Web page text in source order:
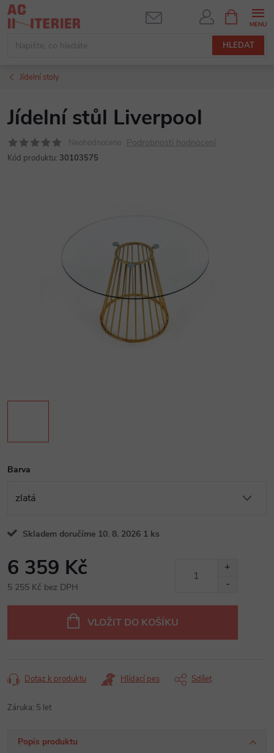
Přejít
na
HLEDAT
NÁKUPNÍ
KOŠÍK
Jídelní stoly
Jídelní stůl Liverpool
Neohodnoceno Podrobnosti hodnocení
Kód produktu: 30103575
Barva
Skladem doručíme 10. 8. 2026 1 ks
6 359 Kč
5 255 Kč bez DPH
VLOŽIT DO KOŠÍKU
Dotaz k produktu Hlídací pes Sdílet
Záruka: 5 let
Popis produktu